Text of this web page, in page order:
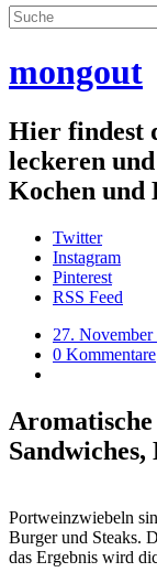
mongout
Hier findest
leckeren
Kochen und
Twitter
Instagram
Pinterest
RSS Feed
27. November
0 Kommentare
Portweinzwiebeln
Burger und Steaks.
das Ergebnis wird